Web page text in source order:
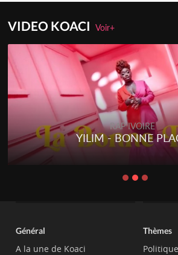
VIDEO KOACIVoir+
RENARD
Général
A la une de Koaci
Thèmes
Politique